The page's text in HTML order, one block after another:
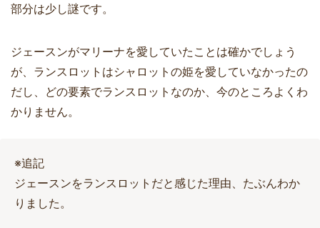
部分は少し謎です。
ジェースンがマリーナを愛していたことは確かでしょう
が、ランスロットはシャロットの姫を愛していなかったの
だし、どの要素でランスロットなのか、今のところよくわ
かりません。
※追記
ジェースンをランスロットだと感じた理由、たぶんわか
りました。